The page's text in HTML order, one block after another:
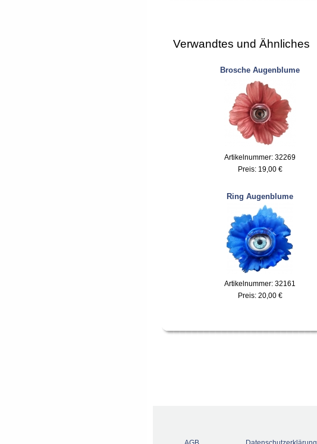
Verwandtes und Ähnliches
Brosche Augenblume
Artikelnummer: 32269
Preis: 19,00 €
Ring Augenblume
Artikelnummer: 32161
Preis: 20,00 €